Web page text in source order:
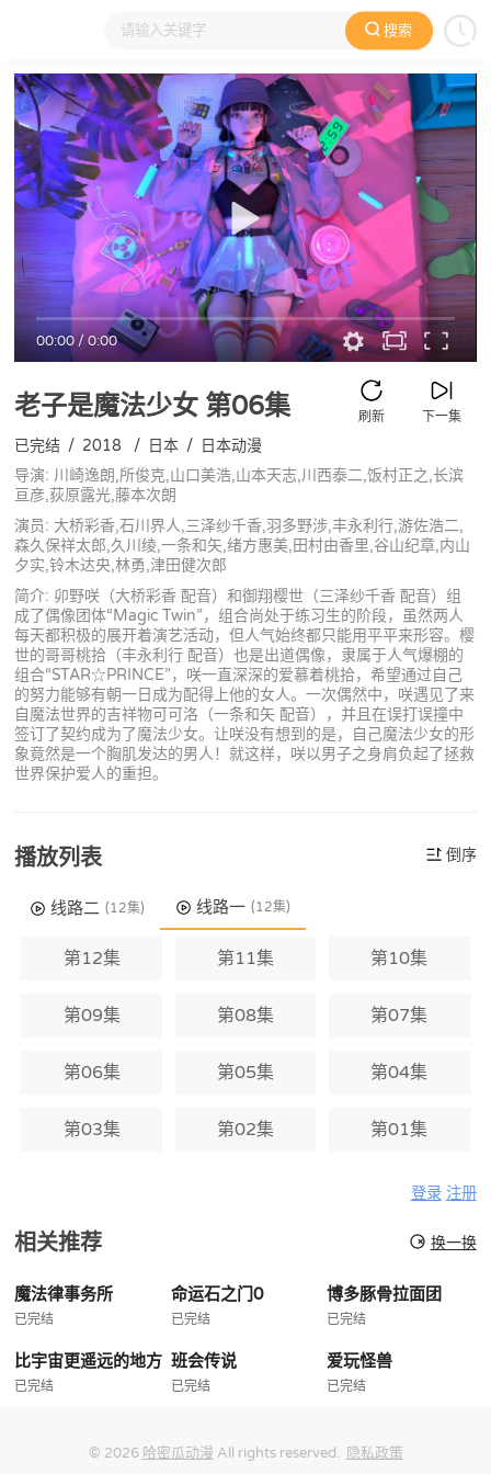
搜索
大家在看 日本动漫 国产动漫 欧美动漫 动漫电影
00:00/0:00
老子是魔法少女 第06集 下一集
刷新
已完结 / 2018 / 日本 / 日本动漫
导演: 川崎逸朗,所俊克,山口美浩,山本天志,川西泰二,饭村正之,长滨
亘彦,荻原露光,藤本次朗
演员: 大桥彩香,石川界人,三泽纱千香,羽多野涉,丰永利行,游佐浩二,
森久保祥太郎,久川绫,一条和矢,绪方惠美,田村由香里,谷山纪章,内山
夕实,铃木达央,林勇,津田健次郎
简介: 卯野咲（大桥彩香 配音）和御翔樱世（三泽纱千香 配音）组
成了偶像团体“Magic Twin”，组合尚处于练习生的阶段，虽然两人
每天都积极的展开着演艺活动，但人气始终都只能用平平来形容。樱
世的哥哥桃拾（丰永利行 配音）也是出道偶像，隶属于人气爆棚的
组合“STAR☆PRINCE”，咲一直深深的爱慕着桃拾，希望通过自己
的努力能够有朝一日成为配得上他的女人。一次偶然中，咲遇见了来
自魔法世界的吉祥物可可洛（一条和矢 配音），并且在误打误撞中
签订了契约成为了魔法少女。让咲没有想到的是，自己魔法少女的形
象竟然是一个胸肌发达的男人！就这样，咲以男子之身肩负起了拯救
世界保护爱人的重担。
播放列表 倒序
线路二 (12集) 线路一 (12集)
第12集 第11集 第10集
第09集 第08集 第07集
第06集 第05集 第04集
第03集 第02集 第01集
登录 注册
相关推荐 换一换
魔法律事务所
已完结
命运石之门0
已完结
博多豚骨拉面团
已完结
比宇宙更遥远的地方
已完结
班会传说
已完结
爱玩怪兽
已完结
© 2026 哈密瓜动漫 All rights reserved. 隐私政策